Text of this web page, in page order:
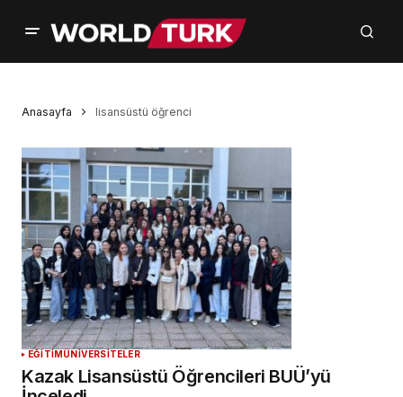
Anasayfa lisansüstü öğrenci
EĞİTİMÜNİVERSİTELER
Kazak Lisansüstü Öğrencileri BUÜ’yü